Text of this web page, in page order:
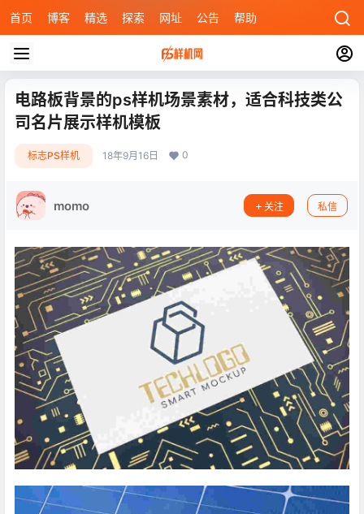
首页 博客 精选 探索 网址 公告 帮助
电路板背景的ps样机场景素材，适合科技类公
司名片展示样机模板
标志PS样机 18年9月16日 0
momo 关注 私信